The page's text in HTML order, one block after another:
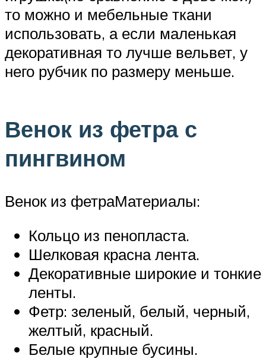
то можно и мебельные ткани
использовать, а если маленькая
декоративная то лучше вельвет, у
него рубчик по размеру меньше.
Венок из фетра с
пингвином
Венок из фетраМатериалы:
Кольцо из пенопласта.
Шелковая красна лента.
Декоративные широкие и тонкие
ленты.
Фетр: зеленый, белый, черный,
желтый, красный.
Белые крупные бусины.